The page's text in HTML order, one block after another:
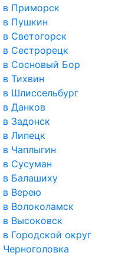
в Приморск
в Пушкин
в Светогорск
в Сестрорецк
в Сосновый Бор
в Тихвин
в Шлиссельбург
в Данков
в Задонск
в Липецк
в Чаплыгин
в Сусуман
в Балашиху
в Верею
в Волоколамск
в Высоковск
в Городской округ
Черноголовка